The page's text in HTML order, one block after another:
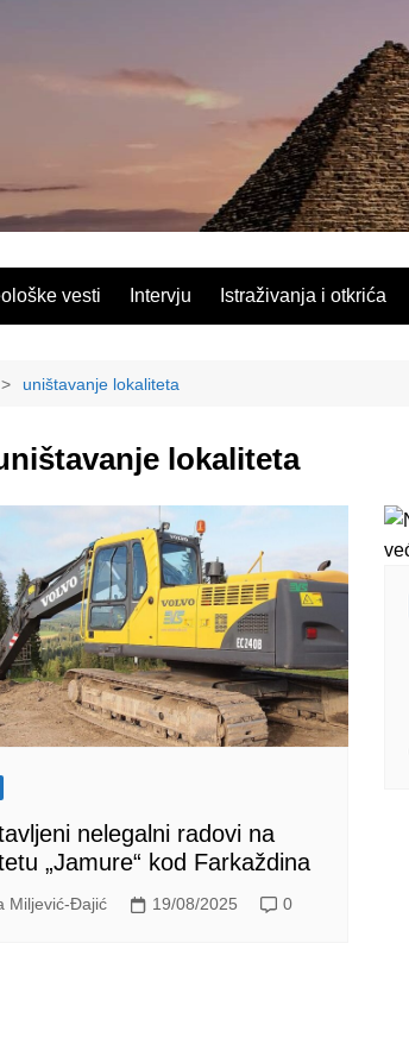
vesti Intervju Istraživanja i otkrića
uništavanje lokaliteta
lokaliteta
nelegalni radovi na
„Jamure“ kod Farkaždina
Miljević-Đajić 19/08/2025 0